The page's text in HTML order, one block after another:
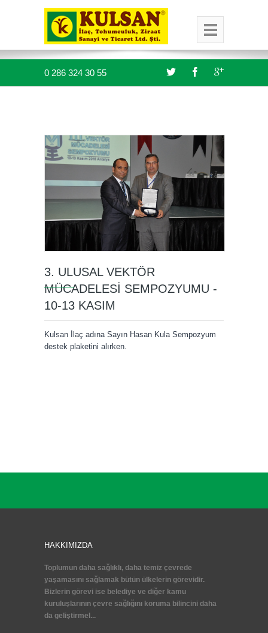
0 286 324 30 55
3. ULUSAL VEKTÖR
MÜCADELESİ SEMPOZYUMU -
10-13 KASIM
Kulsan İlaç adına Sayın Hasan Kula Sempozyum
destek plaketini alırken.
HAKKIMIZDA
Toplumun daha sağlıklı, daha temiz çevrede
yaşamasını sağlamak bütün ülkelerin görevidir.
Bizlerin görevi ise belediye ve diğer kamu
kuruluşlarının çevre sağlığını koruma bilincini daha
da geliştirmel...